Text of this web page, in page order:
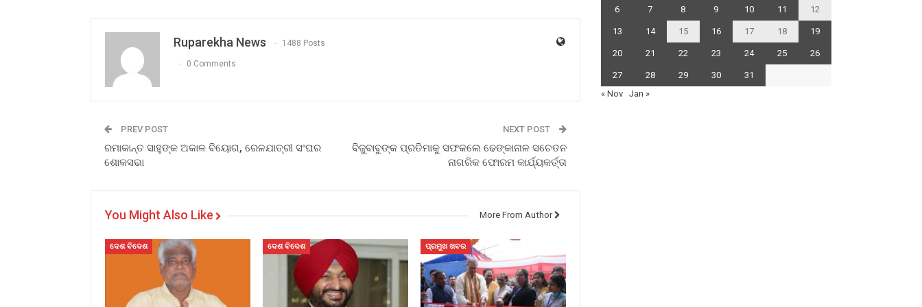
Ruparekha News 1488 Posts
0 Comments
PREV POST
ରମାକାନ୍ତ ସାହୁଙ୍କ ଅକାଳ ବିୟୋଗ, ରେଳଯାତ୍ରୀ ସଂଘର
ଶୋକସଭା
NEXT POST
ବିଜୁବାବୁଙ୍କ ପ୍ରତିମାକୁ ସଫକଲେ ଢେଙ୍କାନାଳ ସଚେତନ
ନାଗରିକ ଫୋରମ କାର୍ଯ୍ୟକର୍ତ୍ତା
You Might Also Like More From Author
ଦେଶ ବିଦେଶ ଦେଶ ବିଦେଶ ପ୍ରମୁଖ ଖବର
6 7 8 9 10 11 12
13 14 15 16 17 18 19
20 21 22 23 24 25 26
27 28 29 30
31
« Nov
Jan »